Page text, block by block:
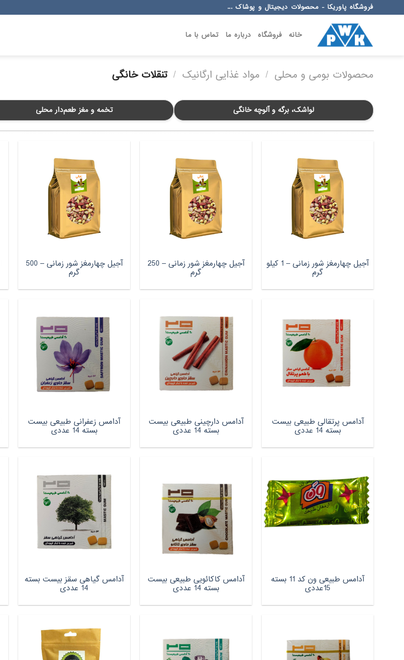
to
فروشگاه پاوریکا - محصولات دیجیتال و پوشاک ...
خانه فروشگاه درباره ما تماس با ما
محصولات بومی و محلی / مواد غذایی ارگانیک / تنقلات خانگی
تخمه و مغز طعم‌دار محلی لواشک، برگه و آلوچه خانگی
آجیل چهارمغز شور زمانی – 1 کیلو
گرم
آجیل چهارمغز شور زمانی – 250
گرم
آجیل چهارمغز شور زمانی – 500
گرم
آدامس پرتقالی طبیعی بیست
بسته 14 عددی
آدامس دارچینی طبیعی بیست
بسته 14 عددی
آدامس زعفرانی طبیعی بیست
بسته 14 عددی
آدامس طبیعی ون کد 11 بسته
15عددی
آدامس کاکائویی طبیعی بیست
بسته 14 عددی
آدامس گیاهی سقز بیست بسته
14 عددی